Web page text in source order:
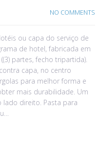
NO COMMENTS
ou capa do serviço de
de hotel, fabricada em
partes, fecho tripartida).
capa, no centro
para melhor forma e
mais durabilidade. Um
direito. Pasta para